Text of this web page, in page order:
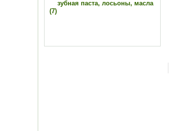
зубная паста, лосьоны, масла
(7)